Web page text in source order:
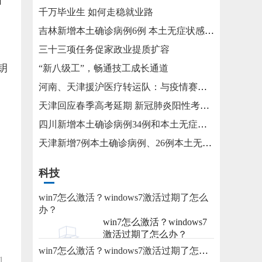
千万毕业生 如何走稳就业路
吉林新增本土确诊病例6例 本土无症状感染者15例
三十三项任务促家政业提质扩容
“新八级工”，畅通技工成长通道
河南、天津援沪医疗转运队：与疫情赛跑 为生命护航
天津回应春季高考延期 新冠肺炎阳性考生将在医院考试
四川新增本土确诊病例34例和本土无症状感染者115例
天津新增7例本土确诊病例、26例本土无症状感染者
科技
win7怎么激活？windows7激活过期了怎么
办？
win7怎么激活？windows7
激活过期了怎么办？
2023-05-31 win7怎么激活？windows7激活过期了怎么办？